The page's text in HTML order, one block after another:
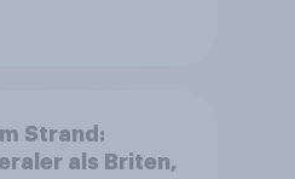
Strand:
als Briten,